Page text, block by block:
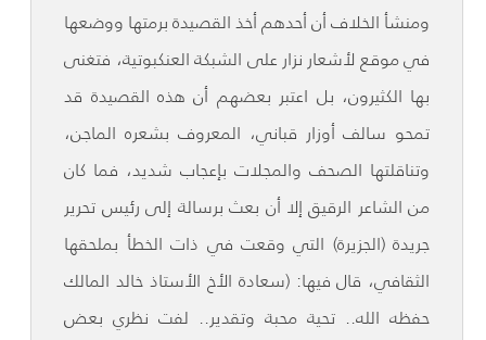
ومنشأ الخلاف أن أحدهم أخذ القصيدة برمتها ووضعها
في موقع لأشعار نزار على الشبكة العنكبوتية، فتغنى
بها الكثيرون، بل اعتبر بعضهم أن هذه القصيدة قد
تمحو سالف أوزار قباني، المعروف بشعره الماجن،
وتناقلتها الصحف والمجلات بإعجاب شديد، فما كان
من الشاعر الرقيق إلا أن بعث برسالة إلى رئيس تحرير
جريدة (الجزيرة) التي وقعت في ذات الخطأ بملحقها
الثقافي، قال فيها: (سعادة الأخ الأستاذ خالد المالك
حفظه الله.. تحية محبة وتقدير.. لفت نظري بعض